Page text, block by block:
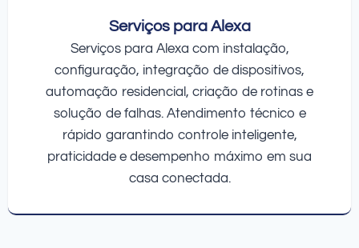
Serviços para Alexa
Serviços para Alexa com instalação,
configuração, integração de dispositivos,
automação residencial, criação de rotinas e
solução de falhas. Atendimento técnico e
rápido garantindo controle inteligente,
praticidade e desempenho máximo em sua
casa conectada.